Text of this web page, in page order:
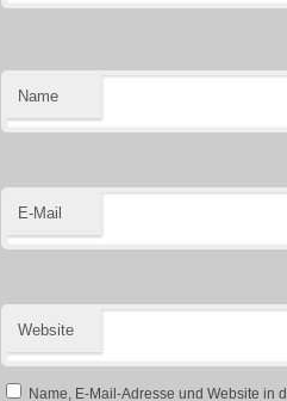
Name
E-Mail
Website
Name, E-Mail-Adresse und Website in